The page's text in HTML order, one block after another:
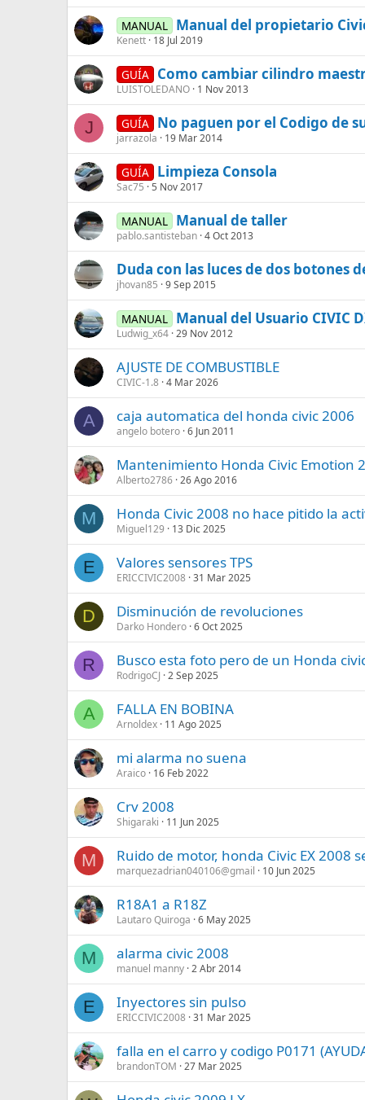
MANUAL Manual del propietario
Kenett 18 Jul 2019
GUÍA Como cambiar cilindro
LUISTOLEDANO 1 Nov 2013
J GUÍA No paguen por el Codigo de
jarrazola 19 Mar 2014
GUÍA Limpieza Consola
Sac75 5 Nov 2017
MANUAL Manual de taller
pablo.santisteban 4 Oct 2013
Duda con las luces de dos botones
jhovan85 9 Sep 2015
MANUAL Manual del Usuario CIVIC
Ludwig_x64 29 Nov 2012
AJUSTE DE COMBUSTIBLE
CIVIC-1.8 4 Mar 2026
A caja automatica del honda civic 2006
angelo botero 6 Jun 2011
Mantenimiento Honda Civic Emotion
Alberto2786 26 Ago 2016
M Honda Civic 2008 no hace pitido la
Miguel129 13 Dic 2025
E Valores sensores TPS
ERICCIVIC2008 31 Mar 2025
D Disminución de revoluciones
Darko Hondero 6 Oct 2025
R Busco esta foto pero de un Honda
RodrigoCJ 2 Sep 2025
A FALLA EN BOBINA
Arnoldex 11 Ago 2025
mi alarma no suena
Araico 16 Feb 2022
Crv 2008
Shigaraki 11 Jun 2025
M Ruido de motor, honda Civic EX 2008
marquezadrian040106@gmail 10 Jun 2025
R18A1 a R18Z
Lautaro Quiroga 6 May 2025
M alarma civic 2008
manuel manny 2 Abr 2014
E Inyectores sin pulso
ERICCIVIC2008 31 Mar 2025
falla en el carro y codigo P0171 (AYUDA
brandonTOM 27 Mar 2025